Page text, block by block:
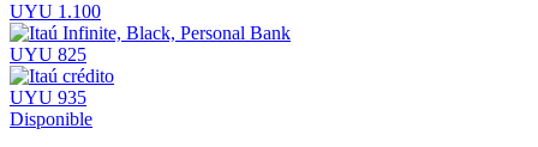
UYU 1.100
UYU 825
UYU 935
Disponible